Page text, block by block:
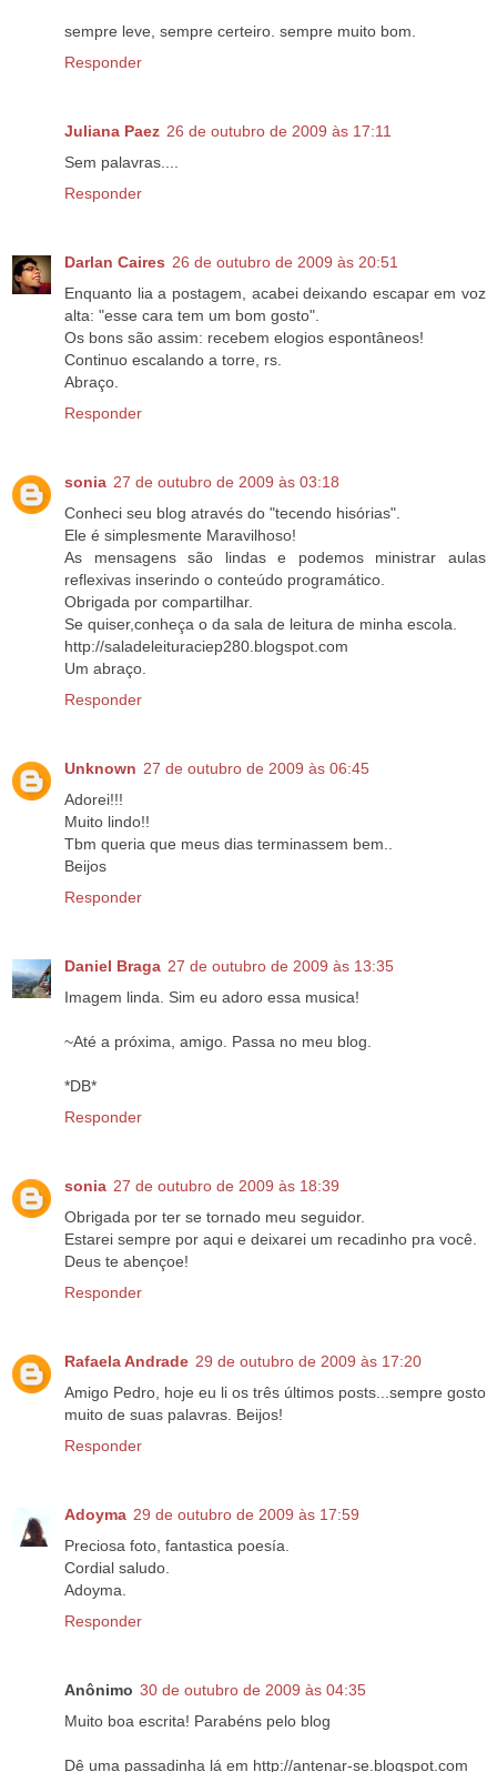
sempre leve, sempre certeiro. sempre muito bom.
Responder
Juliana Paez 26 de outubro de 2009 às 17:11
Sem palavras....
Responder
Darlan Caires 26 de outubro de 2009 às 20:51
Enquanto lia a postagem, acabei deixando escapar em voz
alta: "esse cara tem um bom gosto".
Os bons são assim: recebem elogios espontâneos!
Continuo escalando a torre, rs.
Abraço.
Responder
sonia 27 de outubro de 2009 às 03:18
Conheci seu blog através do "tecendo hisórias".
Ele é simplesmente Maravilhoso!
As mensagens são lindas e podemos ministrar aulas
reflexivas inserindo o conteúdo programático.
Obrigada por compartilhar.
Se quiser,conheça o da sala de leitura de minha escola.
http://saladeleituraciep280.blogspot.com
Um abraço.
Responder
Unknown 27 de outubro de 2009 às 06:45
Adorei!!!
Muito lindo!!
Tbm queria que meus dias terminassem bem..
Beijos
Responder
Daniel Braga 27 de outubro de 2009 às 13:35
Imagem linda. Sim eu adoro essa musica!
~Até a próxima, amigo. Passa no meu blog.
*DB*
Responder
sonia 27 de outubro de 2009 às 18:39
Obrigada por ter se tornado meu seguidor.
Estarei sempre por aqui e deixarei um recadinho pra você.
Deus te abençoe!
Responder
Rafaela Andrade 29 de outubro de 2009 às 17:20
Amigo Pedro, hoje eu li os três últimos posts...sempre gosto
muito de suas palavras. Beijos!
Responder
Adoyma 29 de outubro de 2009 às 17:59
Preciosa foto, fantastica poesía.
Cordial saludo.
Adoyma.
Responder
Anônimo 30 de outubro de 2009 às 04:35
Muito boa escrita! Parabéns pelo blog
Dê uma passadinha lá em http://antenar-se.blogspot.com